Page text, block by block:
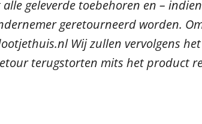
geleverde toebehoren en – indien
geretourneerd worden.
Wij zullen vervolgens het
terugstorten mits het product